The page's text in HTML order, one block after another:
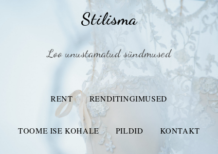
Stilisma
Loo unustamatud sündmused
RENT RENDITINGIMUSED
TOOME ISE KOHALE PILDID KONTAKT